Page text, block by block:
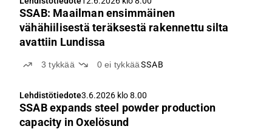
SSAB: Maailman ensimmäinen
vähähiilisestä teräksestä rakennettu silta
avattiin Lundissa
3tykkää 0ei tykkääSSAB
Lehdistötiedote3.6.2026 klo 8.00
SSAB expands steel powder production
capacity in Oxelösund